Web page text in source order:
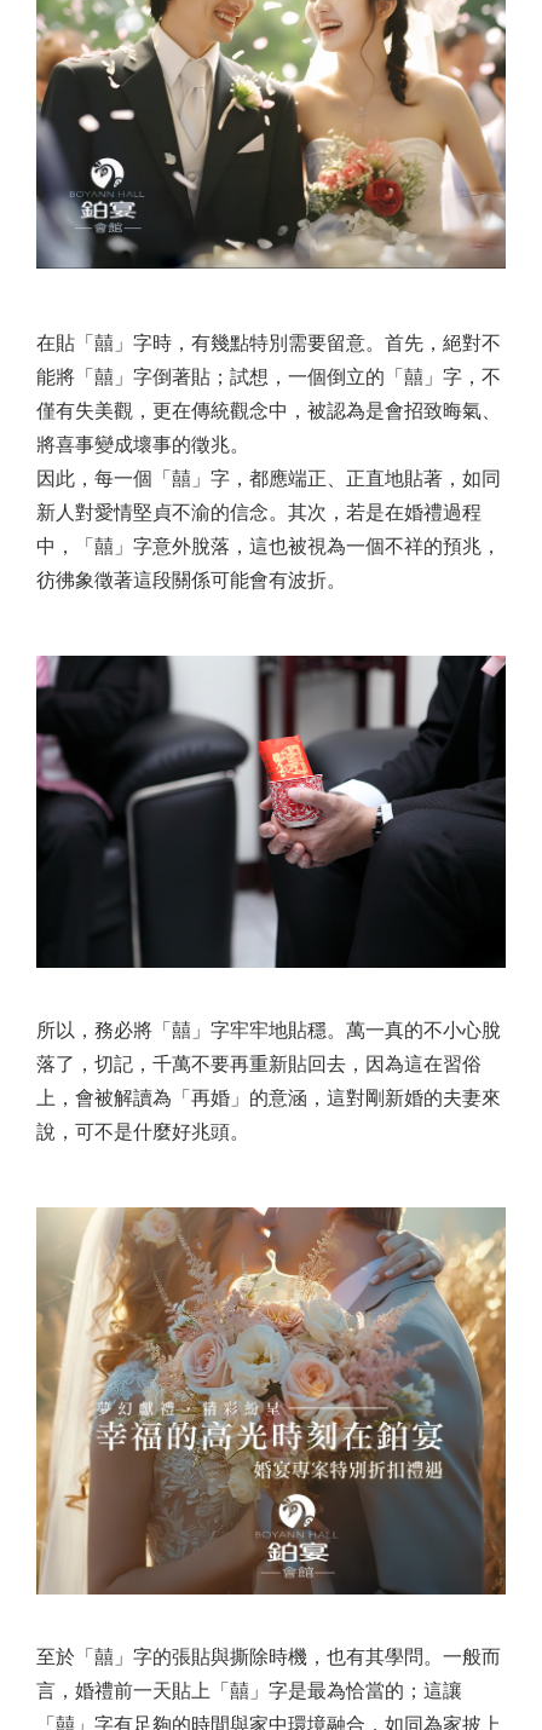
在貼「囍」字時，有幾點特別需要留意。首先，絕對不
能將「囍」字倒著貼；試想，一個倒立的「囍」字，不
僅有失美觀，更在傳統觀念中，被認為是會招致晦氣、
將喜事變成壞事的徵兆。
因此，每一個「囍」字，都應端正、正直地貼著，如同
新人對愛情堅貞不渝的信念。其次，若是在婚禮過程
中，「囍」字意外脫落，這也被視為一個不祥的預兆，
彷彿象徵著這段關係可能會有波折。
所以，務必將「囍」字牢牢地貼穩。萬一真的不小心脫
落了，切記，千萬不要再重新貼回去，因為這在習俗
上，會被解讀為「再婚」的意涵，這對剛新婚的夫妻來
說，可不是什麼好兆頭。
至於「囍」字的張貼與撕除時機，也有其學問。一般而
言，婚禮前一天貼上「囍」字是最為恰當的；這讓
「囍」字有足夠的時間與家中環境融合，如同為家披上